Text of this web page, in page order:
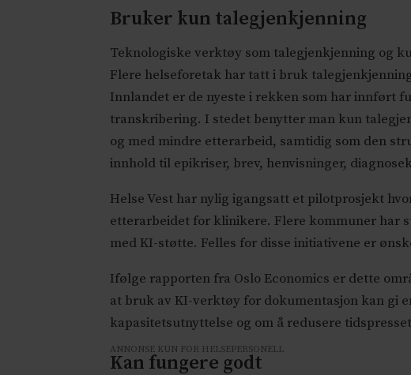
Bruker kun talegjenkjenning
Teknologiske verktøy som talegjenkjenning og
Flere helseforetak har tatt i bruk
Innlandet er de nyeste i rekken som har innført
transkribering. I stedet benytter man kun
og med mindre etterarbeid, samtidig som den
innhold til epikriser, brev, henvisninger,
Helse Vest har nylig igangsatt et pilotprosjekt
etterarbeidet for klinikere. Flere kommuner har
med KI-støtte. Felles for disse initiativene er
Ifølge rapporten fra Oslo Economics er dette
at bruk av KI-verktøy for dokumentasjon kan gi
kapasitetsutnyttelse og om å redusere
ANNONSE KUN FOR HELSEPERSONELL
Kan fungere godt